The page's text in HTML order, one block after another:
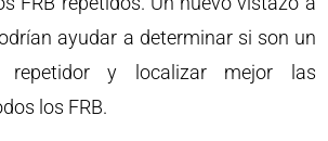
ayudar a determinar si son un
y localizar mejor las
los FRB.